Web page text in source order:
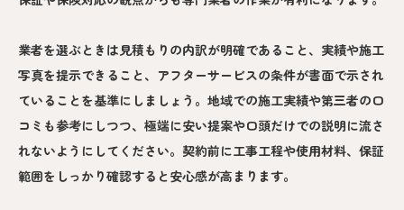
業者を選ぶときは見積もりの内訳が明確であること、実績や施工
写真を提示できること、アフターサービスの条件が書面で示され
ていることを基準にしましょう。地域での施工実績や第三者の口
コミも参考にしつつ、極端に安い提案や口頭だけでの説明に流さ
れないようにしてください。契約前に工事工程や使用材料、保証
範囲をしっかり確認すると安心感が高まります。